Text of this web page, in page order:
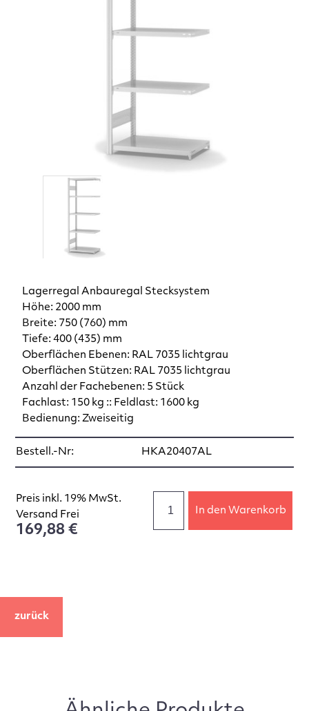
Lagerregal Anbauregal Stecksystem
Höhe: 2000 mm
Breite: 750 (760) mm
Tiefe: 400 (435) mm
Oberflächen Ebenen: RAL 7035 lichtgrau
Oberflächen Stützen: RAL 7035 lichtgrau
Anzahl der Fachebenen: 5 Stück
Fachlast: 150 kg :: Feldlast: 1600 kg
Bedienung: Zweiseitig
Bestell.-Nr: HKA20407AL
Preis inkl. 19% MwSt.
Versand Frei
169,88 €
In den Warenkorb
zurück